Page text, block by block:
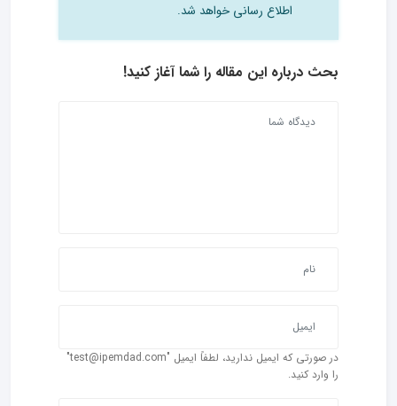
اطلاع رسانی خواهد شد.
بحث درباره این مقاله را شما آغاز کنید!
در صورتی که ایمیل ندارید، لطفاً ایمیل "test@ipemdad.com"
را وارد کنید.